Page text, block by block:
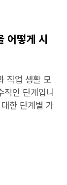
어떻게 시
직업 생활 모
적인 단계입니
한 단계별 가